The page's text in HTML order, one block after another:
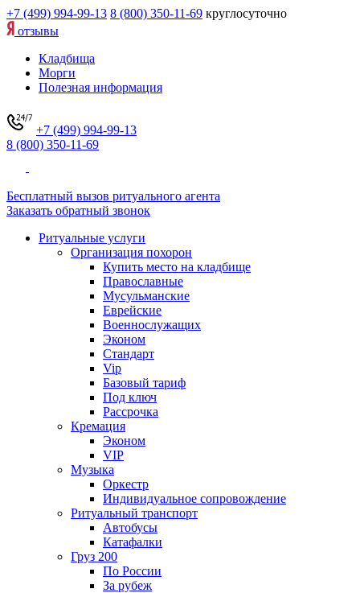
+7 (499) 994-99-13 8 (800) 350-11-69 круглосуточно
отзывы
Кладбища
Морги
Полезная информация
+7 (499) 994-99-13
8 (800) 350-11-69
Бесплатный вызов ритуального агента
Заказать обратный звонок
Ритуальные услуги
Организация похорон
Купить место на кладбище
Православные
Мусульманские
Еврейские
Военнослужащих
Эконом
Стандарт
Vip
Базовый тариф
Под ключ
Рассрочка
Кремация
Эконом
VIP
Музыка
Оркестр
Индивидуальное сопровождение
Ритуальный транспорт
Автобусы
Катафалки
Груз 200
По России
За рубеж